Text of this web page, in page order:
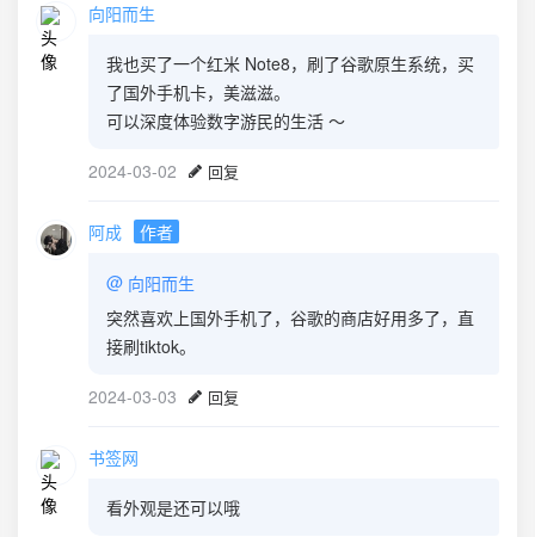
向阳而生
我也买了一个红米 Note8，刷了谷歌原生系统，买
了国外手机卡，美滋滋。
可以深度体验数字游民的生活 ～
2024-03-02 回复
阿成 作者
@ 向阳而生
突然喜欢上国外手机了，谷歌的商店好用多了，直
接刷tiktok。
2024-03-03 回复
书签网
看外观是还可以哦